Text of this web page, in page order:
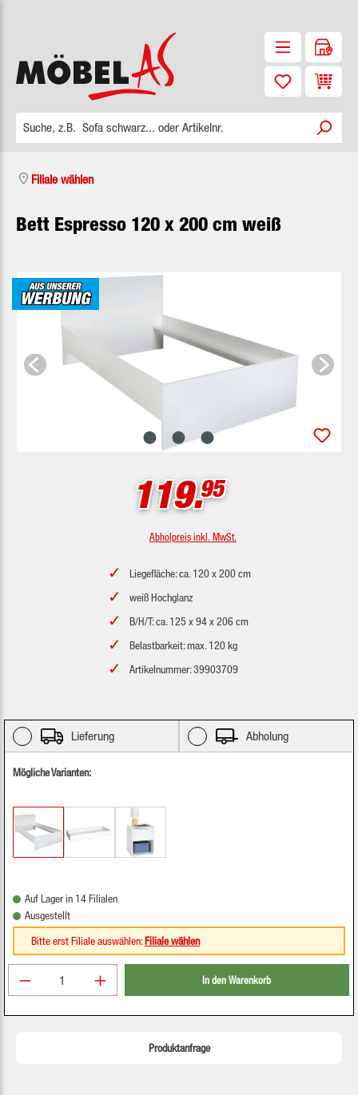
Filiale wählen
Bett Espresso 120 x 200 cm weiß
Bildergalerie überspringen
119.95
Abholpreis inkl. MwSt.
Liegefläche: ca. 120 x 200 cm
weiß Hochglanz
B/H/T: ca. 125 x 94 x 206 cm
Belastbarkeit: max. 120 kg
Artikelnummer: 39903709
Lieferung Abholung
Mögliche Varianten:
Auf Lager in 14 Filialen
Ausgestellt
Bitte erst Filiale auswählen:Filiale wählen
Produkt Anzahl: Gib den gewünschten Wert ein
In den Warenkorb
Produktanfrage